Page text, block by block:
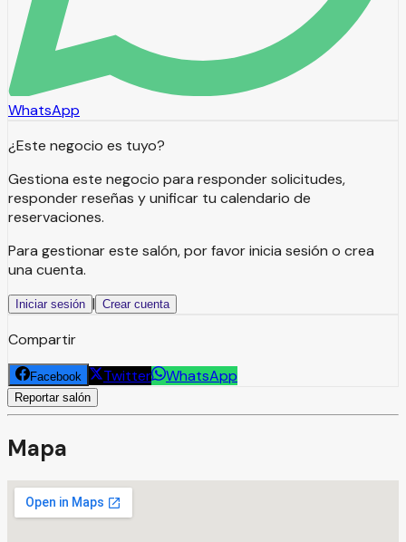
WhatsApp
¿Este negocio es tuyo?
Gestiona este negocio para responder solicitudes,
responder reseñas y unificar tu calendario de
reservaciones.
Para gestionar este salón, por favor inicia sesión o crea
una cuenta.
Iniciar sesión | Crear cuenta
Compartir
Facebook Twitter WhatsApp
Reportar salón
Mapa